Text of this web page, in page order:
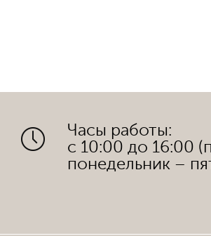
Часы работы:
с 10:00 до 16:00
понедельник –